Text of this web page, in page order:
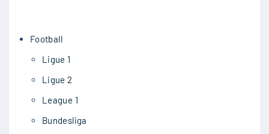
Football
Ligue 1
Ligue 2
League 1
Bundesliga